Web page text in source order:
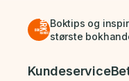
Boktips og
største
Bunnmeny
Kundeservice